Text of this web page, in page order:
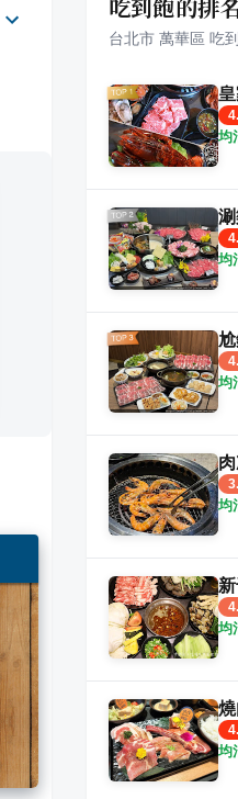
吃到飽的排
台北市 萬華區 吃
均
均
均
均
均
均